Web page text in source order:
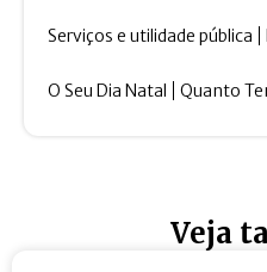
Serviços e utilidade pública
O Seu Dia Natal Quanto
Veja